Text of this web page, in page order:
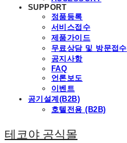
SUPPORT
정품등록
서비스접수
제품가이드
무료상담 및 방문접수
공지사항
FAQ
언론보도
이벤트
공기설계(B2B)
호텔전용 (B2B)
테코야 공식몰